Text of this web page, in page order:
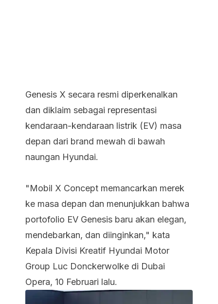
Genesis X secara resmi diperkenalkan
dan diklaim sebagai representasi
kendaraan-kendaraan listrik (EV) masa
depan dari brand mewah di bawah
naungan Hyundai.
"Mobil X Concept memancarkan merek
ke masa depan dan menunjukkan bahwa
portofolio EV Genesis baru akan elegan,
mendebarkan, dan diinginkan," kata
Kepala Divisi Kreatif Hyundai Motor
Group Luc Donckerwolke di Dubai
Opera, 10 Februari lalu.